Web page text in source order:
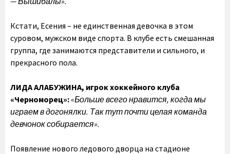
Кстати, Есения – не единственная девочка в этом
суровом, мужском виде спорта. В клубе есть смешанная
группа, где занимаются представители и сильного, и
прекрасного пола.
ЛИДА АЛАБУЖИНА, игрок хоккейного клуба
«Черноморец»:«Больше всего нравится, когда мы
играем в догонялки. Так тут почти целая команда
девчонок собирается».
Появление нового ледового дворца на стадионе